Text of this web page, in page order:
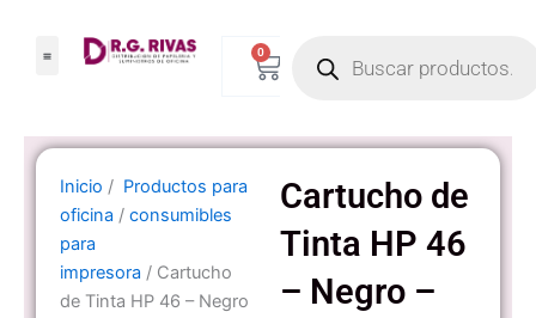
0
Carrito
search
Inicio / Productos para
oficina / consumibles
para
impresora / Cartucho
de Tinta HP 46 – Negro
Cartucho de
Tinta HP 46
– Negro –